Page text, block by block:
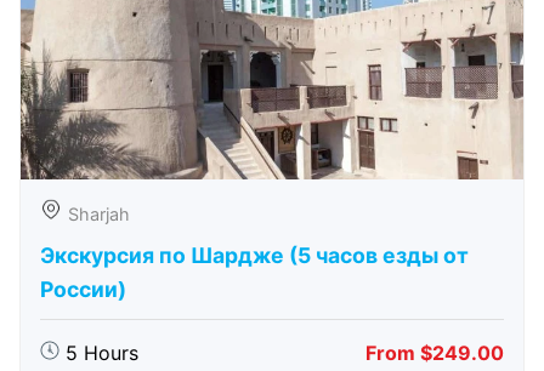
Sharjah
Экскурсия по Шардже (5 часов езды от
России)
5 Hours From $249.00